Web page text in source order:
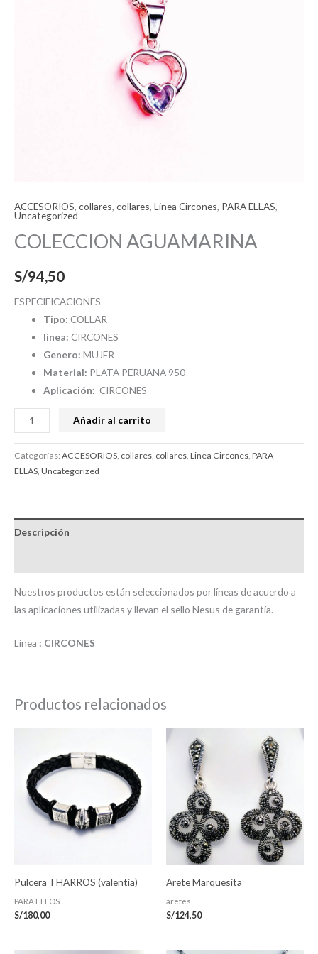
ACCESORIOS, collares, collares, Linea Circones, PARA ELLAS,
Uncategorized
COLECCION AGUAMARINA
S/94,50
ESPECIFICACIONES
Tipo: COLLAR
línea: CIRCONES
Genero: MUJER
Material: PLATA PERUANA 950
Aplicación: CIRCONES
Añadir al carrito
Categorías:ACCESORIOS, collares, collares, Linea Circones, PARA
ELLAS, Uncategorized
Descripción
Nuestros productos están seleccionados por líneas de acuerdo a
las aplicaciones utilizadas y llevan el sello Nesus de garantía.
Línea : CIRCONES
Productos relacionados
Pulcera THARROS (valentia)
PARA ELLOS
S/180,00
Arete Marquesita
aretes
S/124,50